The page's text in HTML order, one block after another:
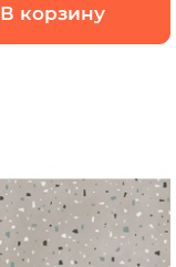
В корзину